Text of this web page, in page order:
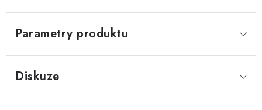
Parametry produktu
Diskuze